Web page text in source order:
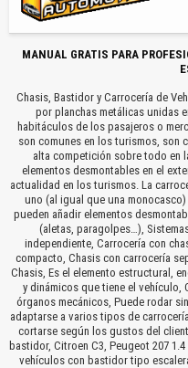
MANUAL GRATIS PARA
Chasis, Bastidor y Carrocería de
por planchas metálicas unidas
habitáculos de los pasajeros o
son comunes en los turismos, son
alta competición sobre todo en
elementos desmontables en el
actualidad en los turismos. La
uno (al igual que una
pueden añadir elementos
(aletas, paragolpes…),
independiente, Carrocería con
compacto, Chasis con carrocería
Chasis, Es el elemento estructural,
y dinámicos que tiene el
órganos mecánicos, Puede rodar
adaptarse a varios tipos de
cortarse según los gustos del
bastidor, Citroen C3, Peugeot 207
vehículos con bastidor tipo